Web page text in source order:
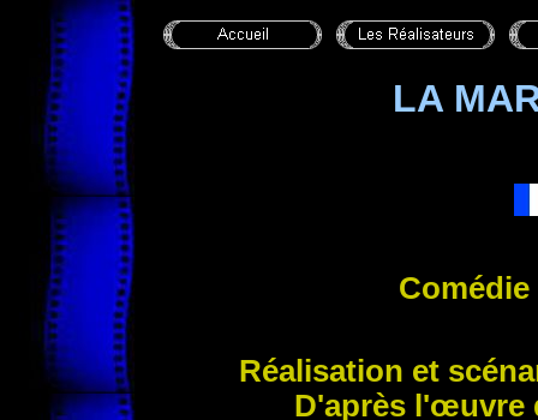
LA
Réalisation et
D'après l'œuvre